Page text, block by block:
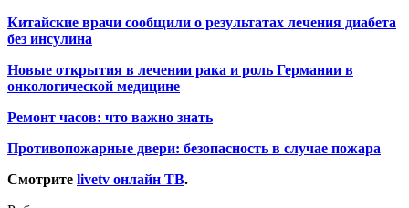
Китайские врачи сообщили о результатах лечения диабета
без инсулина
Новые открытия в лечении рака и роль Германии в
онкологической медицине
Ремонт часов: что важно знать
Противопожарные двери: безопасность в случае пожара
Смотрите livetv онлайн ТВ.